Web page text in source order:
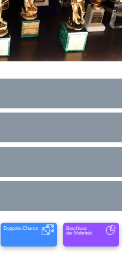
Doppelte Chance
Beschluss
der Mehrheit